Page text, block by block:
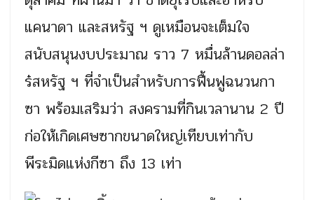
แคนาดา และสหรัฐ ฯ ดูเหมือนจะเต็มใจ
สนับสนุนงบประมาณ ราว 7 หมื่นล้านดอลล่า
ร๋สหรัฐ ฯ ที่จำเป็นสำหรับการฟื้นฟูฉนวนกา
ซา พร้อมเสริมว่า สงครามที่กินเวลานาน 2 ปี
ก่อให้เกิดเศษซากขนาดใหญ่เทียบเท่ากับ
พีระมิดแห่งกีซา ถึง 13 เท่า